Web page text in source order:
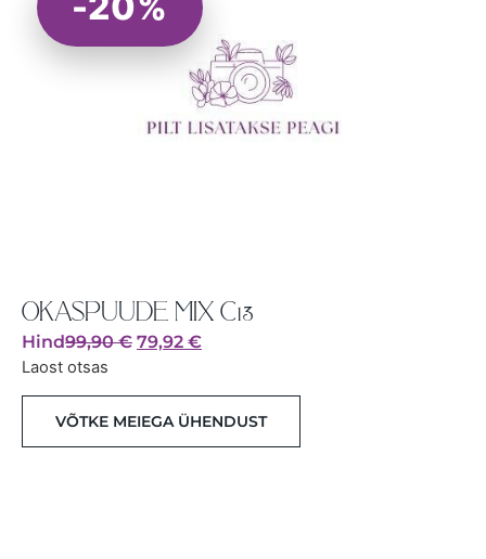
OKASPUUDE MIX C13
Hind99,90€ 79,92 €
Laost otsas
VÕTKE MEIEGA ÜHENDUST